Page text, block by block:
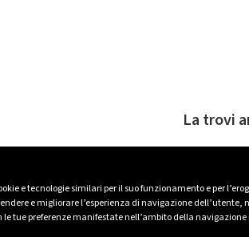
e tecnologie similari per il suo funzionamento e per
e migliorare l’esperienza di navigazione
tue preferenze manifestate nell’ambito della navigazione
La trovi